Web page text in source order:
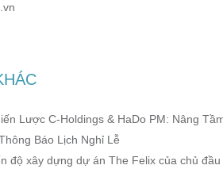
Lược C-Holdings & HaDo PM: Nâng
Báo Lịch Nghỉ Lễ
độ xây dựng dự án The Felix của chủ